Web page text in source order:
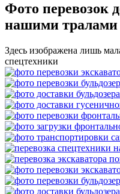
Фото перевозок
нашими тралами
Здесь изображена лишь
спецтехники